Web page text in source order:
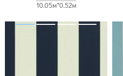
10.05м*0.52м